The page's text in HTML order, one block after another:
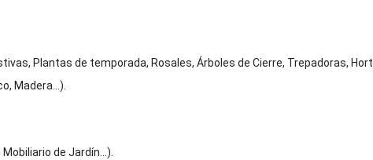
Plantas de temporada, Rosales, Árboles de Cierre, Trepadoras,
Madera…).
de Jardín…).